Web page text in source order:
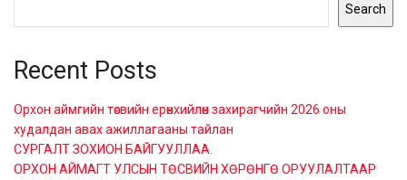
Search
Recent Posts
Орхон аймгийн төсвийн ерөнхийлөн захирагчийн 2026 оны
худалдан авах ажиллагааны тайлан
СУРГАЛТ ЗОХИОН БАЙГУУЛЛАА.
ОРХОН АЙМАГТ УЛСЫН ТӨСВИЙН ХӨРӨНГӨ ОРУУЛАЛТААР